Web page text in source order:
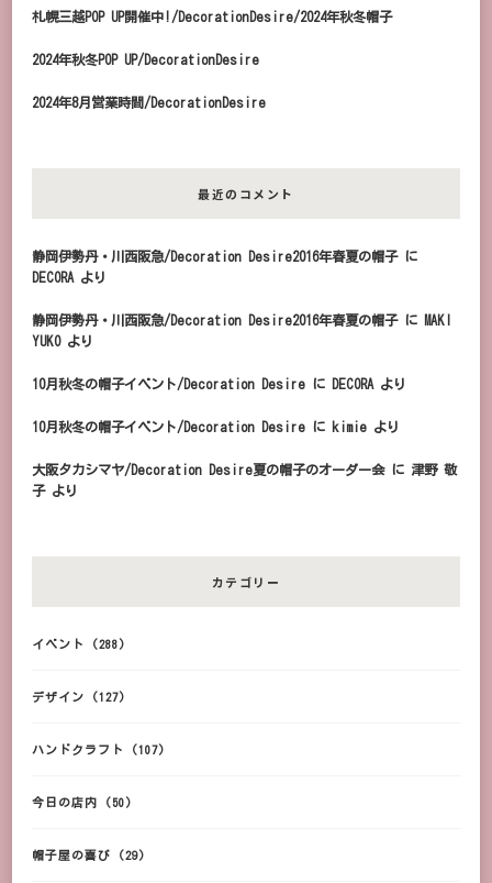
札幌三越POP UP開催中!/DecorationDesire/2024年秋冬帽子
2024年秋冬POP UP/DecorationDesire
2024年8月営業時間/DecorationDesire
最近のコメント
静岡伊勢丹・川西阪急/Decoration Desire2016年春夏の帽子に
DECORA より
静岡伊勢丹・川西阪急/Decoration Desire2016年春夏の帽子に
MAKI
YUKOより
10月秋冬の帽子イベント/Decoration Desire に DECORA より
10月秋冬の帽子イベント/Decoration Desire に kimie より
大阪タカシマヤ/Decoration Desire夏の帽子のオーダー会に 津野 敬
子より
カテゴリー
イベント (288)
デザイン (127)
ハンドクラフト (107)
今日の店内 (50)
帽子屋の喜び (29)